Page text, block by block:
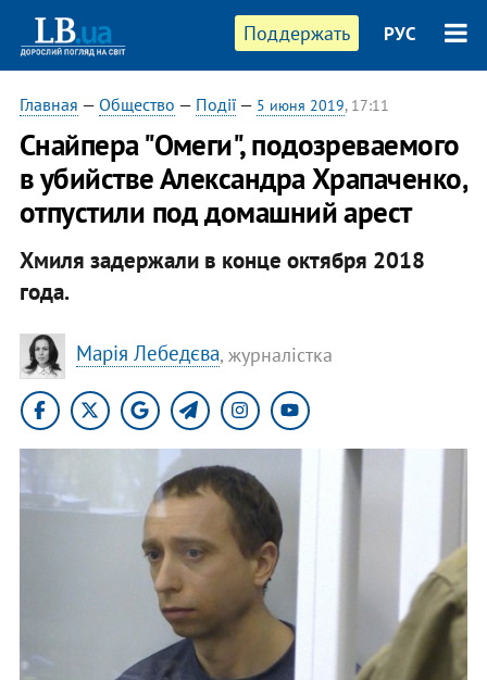
Поддержать РУС
Главная — Общество — Події— 5 июня 2019, 17:11
Снайпера "Омеги", подозреваемого
в убийстве Александра Храпаченко,
отпустили под домашний арест
Хмиля задержали в конце октября 2018
года.
Марія Лебедєва, ​журналістка